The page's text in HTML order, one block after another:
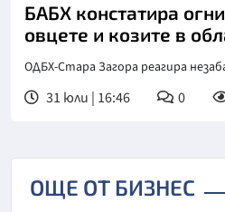
БАБХ констатира
овцете и козите в
ОДБХ-Стара Загора реагира
31 юли | 16:46 0
ОЩЕ ОТ БИЗНЕС